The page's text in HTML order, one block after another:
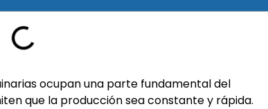
ocupan una parte fundamental del
que la producción sea constante y rápida.